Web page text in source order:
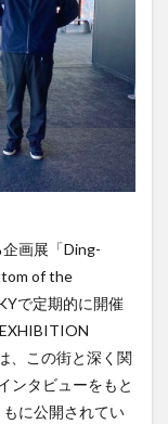
画展「Ding-
of the
で定期的に開催
、この街と深く関
ンタビューをもと
に公開されてい